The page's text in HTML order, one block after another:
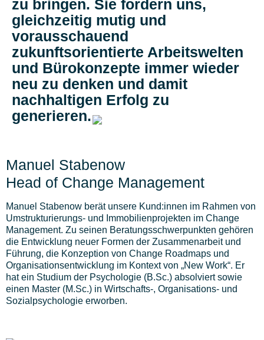
zu bringen. Sie fordern uns,
gleichzeitig mutig und
vorausschauend
zukunftsorientierte Arbeitswelten
und Bürokonzepte immer wieder
neu zu denken und damit
nachhaltigen Erfolg zu
generieren.
Manuel Stabenow
Head of Change Management
Manuel Stabenow berät unsere Kund:innen im Rahmen von
Umstrukturierungs- und Immobilienprojekten im Change
Management. Zu seinen Beratungsschwerpunkten gehören
die Entwicklung neuer Formen der Zusammenarbeit und
Führung, die Konzeption von Change Roadmaps und
Organisationsentwicklung im Kontext von „New Work“. Er
hat ein Studium der Psychologie (B.Sc.) absolviert sowie
einen Master (M.Sc.) in Wirtschafts-, Organisations- und
Sozialpsychologie erworben.